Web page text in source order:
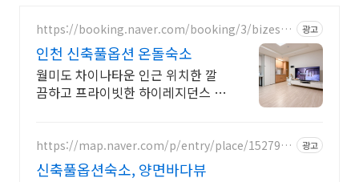
https://booking.naver.com/booking/3/bizes/1
광고
인천 신축풀옵션 온돌숙소
월미도 차이나타운 인근 위치한 깔
끔하고 프라이빗한 하이레지던스 숙
https://map.naver.com/p/entry/place/1527942
광고
신축풀옵션숙소, 양면바다뷰